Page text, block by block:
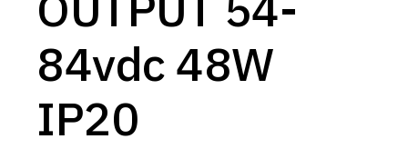
84vdc 48W
IP20